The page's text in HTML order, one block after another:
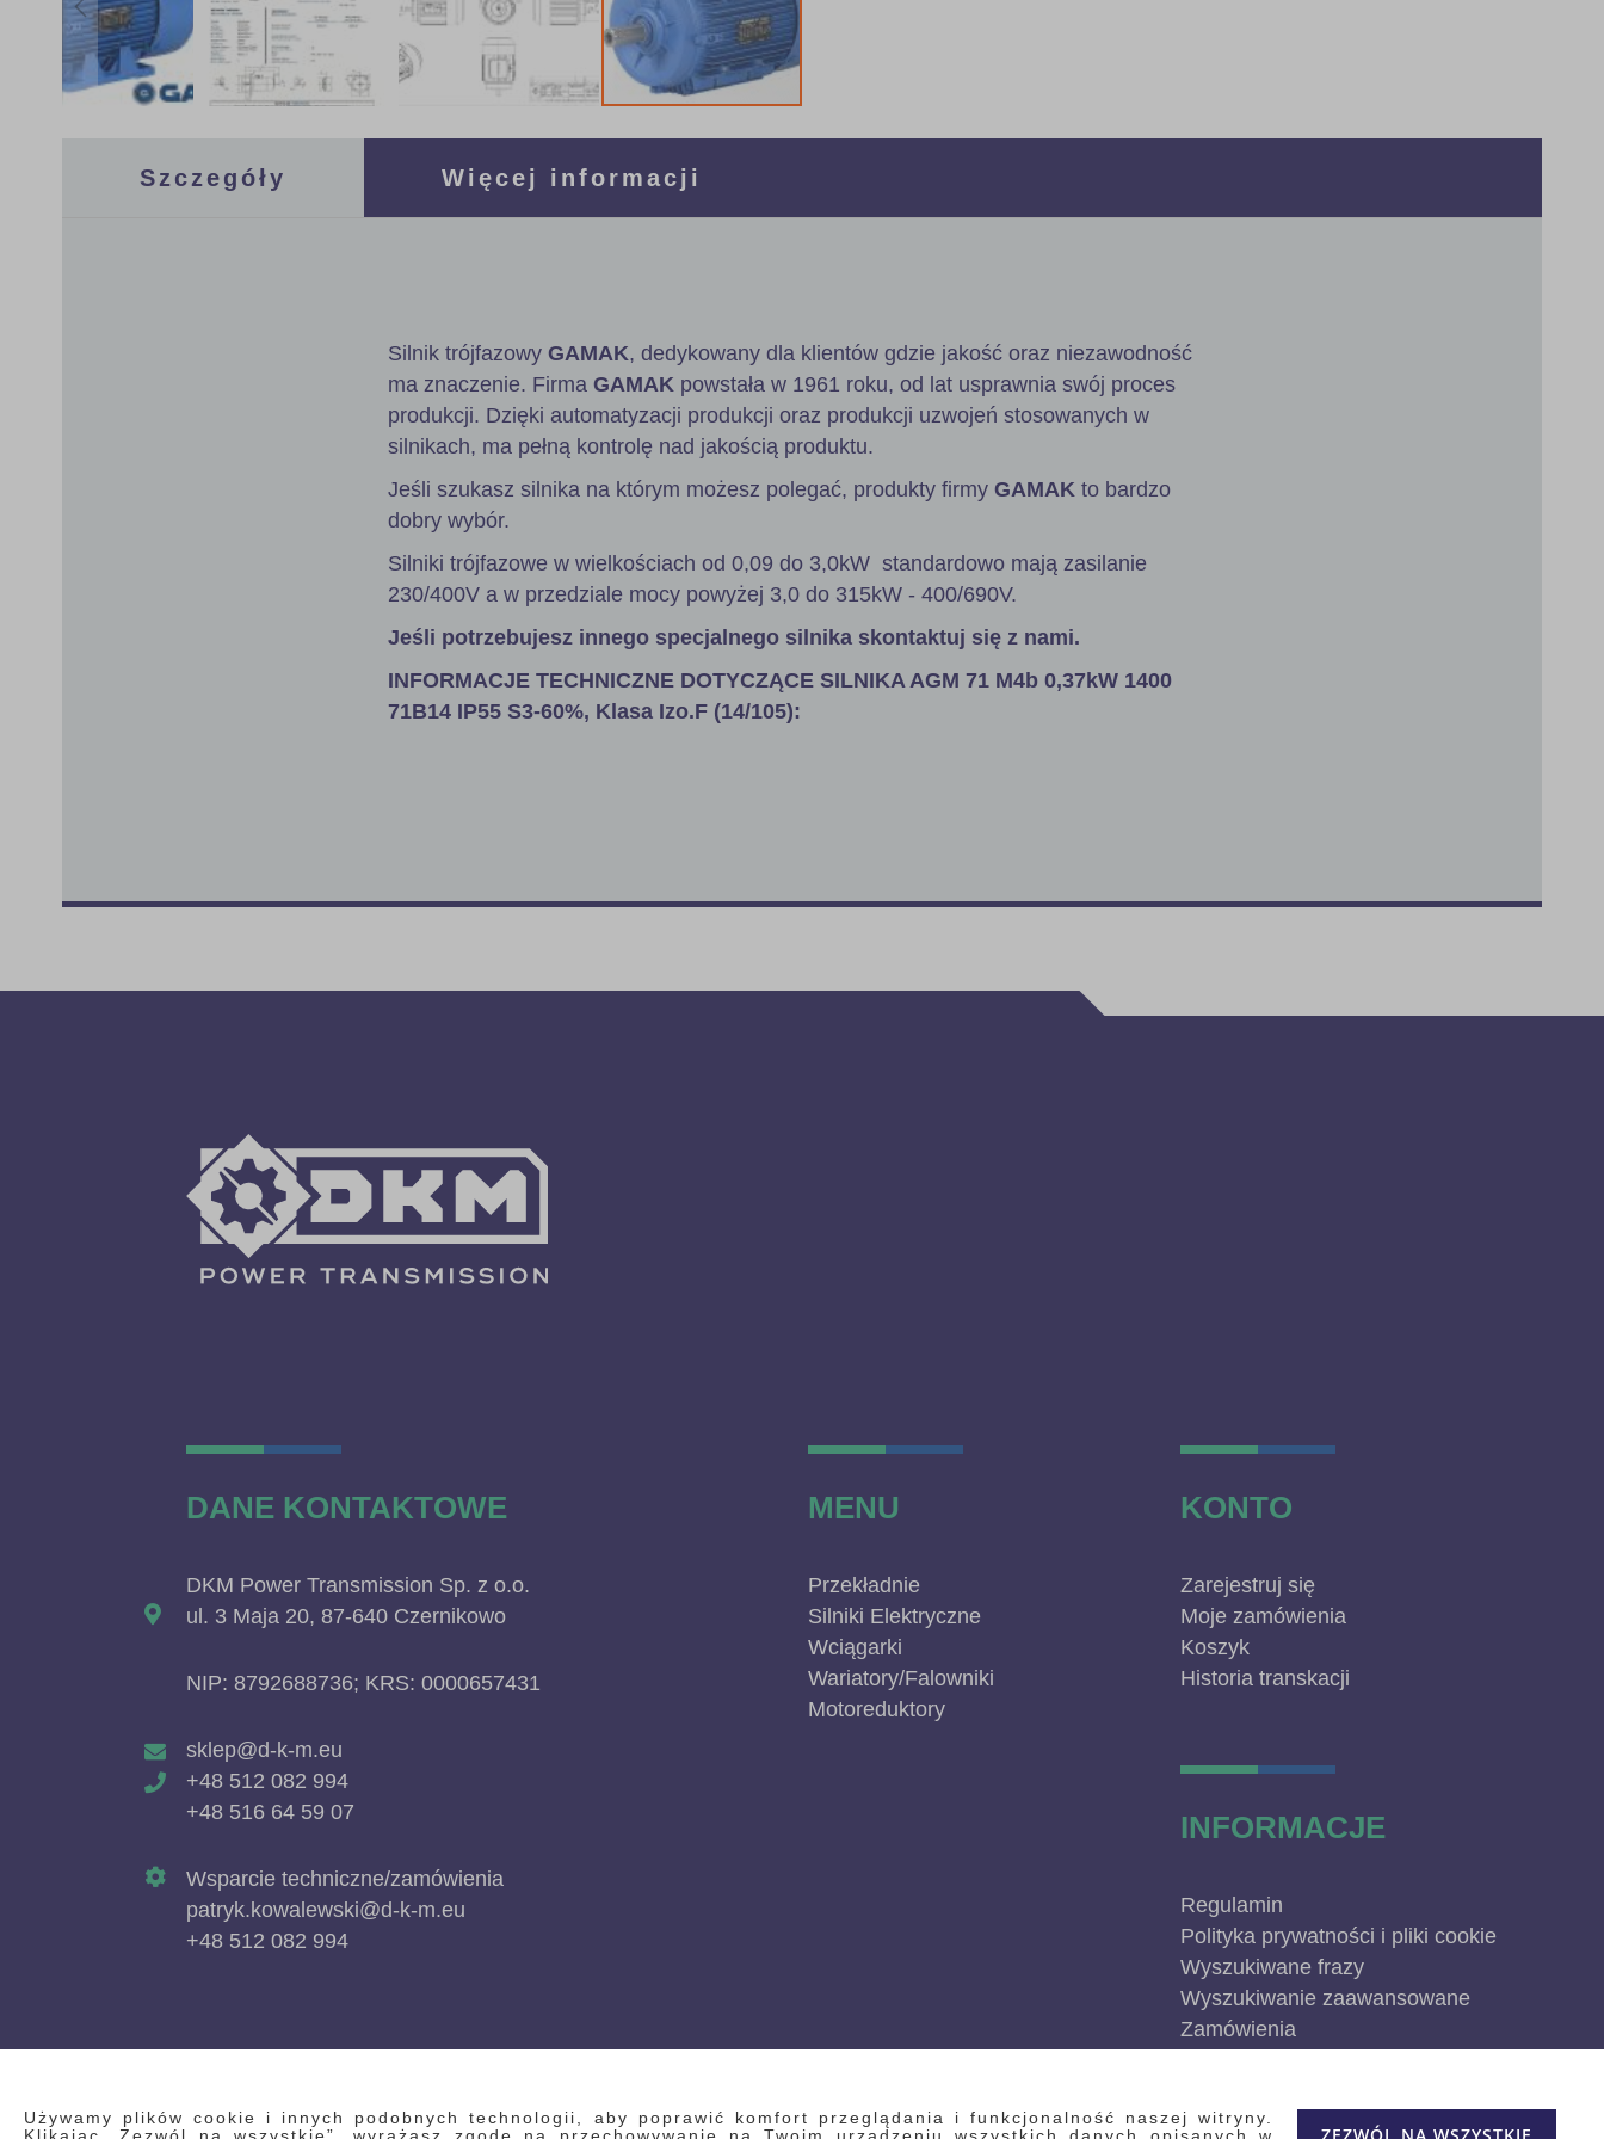
Używamy plików cookie i innych podobnych technologii, aby poprawić komfort przeglądania i funkcjonalność naszej witryny.
Szczegóły
Silnik trójfazowy GAMAK, dedykowany dla klientów gdzie jakość oraz niezawodność
ma znaczenie. Firma GAMAK powstała w 1961 roku, od lat usprawnia swój proces
produkcji. Dzięki automatyzacji produkcji oraz produkcji uzwojeń stosowanych w
silnikach, ma pełną kontrolę nad jakością produktu.
Jeśli szukasz silnika na którym możesz polegać, produkty firmy GAMAK to bardzo
dobry wybór.
Silniki trójfazowe w wielkościach od 0,09 do 3,0kW standardowo mają zasilanie
230/400V a w przedziale mocy powyżej 3,0 do 315kW - 400/690V.
Jeśli potrzebujesz innego specjalnego silnika skontaktuj się z nami.
INFORMACJE TECHNICZNE DOTYCZĄCE SILNIKA AGM 71 M4b 0,37kW 1400
71B14 IP55 S3-60%, Klasa Izo.F (14/105):
Więcej informacji
DANE KONTAKTOWE
DKM Power Transmission Sp. z o.o.
ul. 3 Maja 20, 87-640 Czernikowo
NIP: 8792688736; KRS: 0000657431
sklep@d-k-m.eu
+48 512 082 994
+48 516 64 59 07
Wsparcie techniczne/zamówienia
patryk.kowalewski@d-k-m.eu
+48 512 082 994
MENU
Przekładnie
Silniki Elektryczne
Wciągarki
Wariatory/Falowniki
Motoreduktory
KONTO
Zarejestruj się
Moje zamówienia
Koszyk
Historia transkacji
INFORMACJE
Regulamin
Polityka prywatności i pliki cookie
Wyszukiwane frazy
Wyszukiwanie zaawansowane
Zamówienia
Blog